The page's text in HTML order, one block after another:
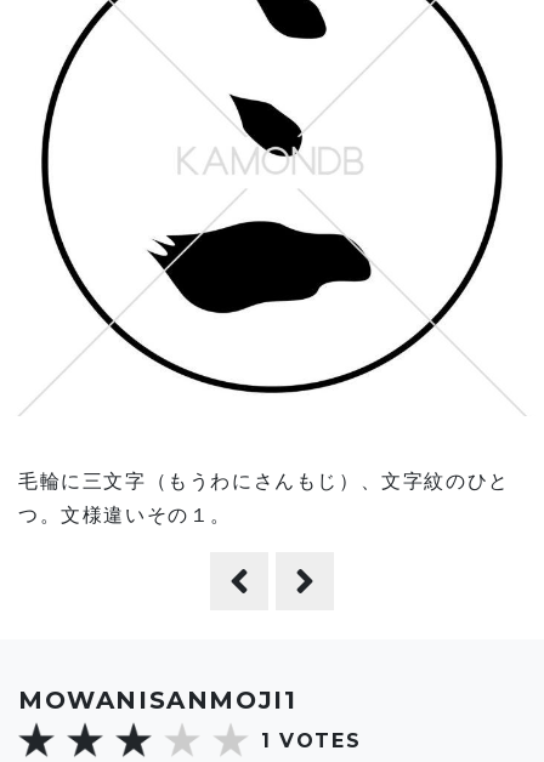
MOWANISANMOJI1
1 VOTES
毛輪に三文字（もうわにさんもじ）、文字紋のひと
つ。文様違いその１。